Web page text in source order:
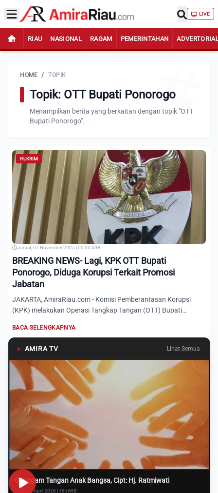
LIVE
RIAU NASIONAL RAGAM PEMERINTAHAN
HOME / TOPIK
Topik: OTT Bupati Ponorogo
Menampilkan berita yang berkaitan dengan topik "OTT
Bupati Ponorogo".
HUKRIM
Jumat, 07 November 2025 | 00:00 WIB
BREAKING NEWS- Lagi, KPK OTT Bupati
Ponorogo, Diduga Korupsi Terkait Promosi
Jabatan
JAKARTA, AmiraRiau.com - Komisi Pemberantasan Korupsi
(KPK) melakukan Operasi Tangkap Tangan (OTT) Bupati
BACA SELENGKAPNYA
● AMIRA TV Lihat Semua
Genggam Tangan Anak Bangsa, Cipt: Hj. Ratmiwati
Rabu, 8 April 2026 | 16:i WIB